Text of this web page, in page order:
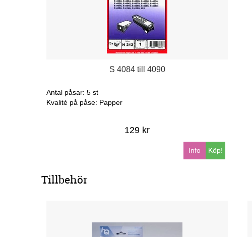
S 4084 till 4090
Antal påsar: 5 st
Kvalité på påse: Papper
129 kr
Köp!
Info
Tillbehör